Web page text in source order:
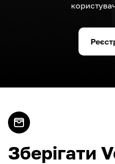
Зберігати